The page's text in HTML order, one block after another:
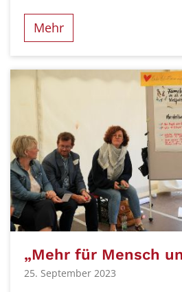
Mehr
„Mehr für Mensch
25. September 2023